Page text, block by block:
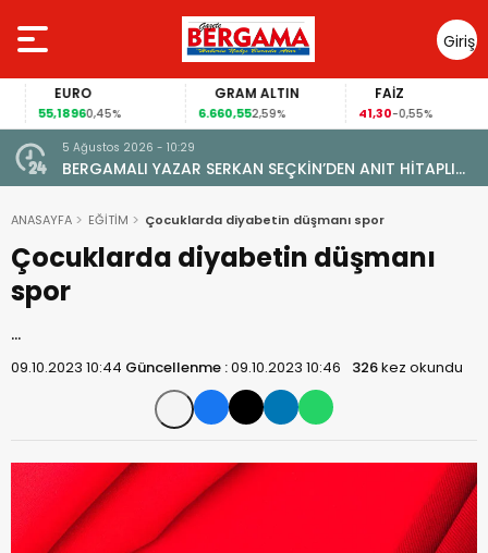
Giriş
Yap
EURO
55,18960,45%
GRAM ALTIN
6.660,552,59%
FAİZ
41,30-0,55%
5 Ağustos 2026 - 10:29
BERGAMALI YAZAR SERKAN SEÇKİN’DEN ANIT HİTAPLI
KİTAP: “PERGAMON’DAN ARTVİN’E”
ANASAYFA EĞİTİM Çocuklarda diyabetin düşmanı spor
Çocuklarda diyabetin düşmanı
spor
…
09.10.2023 10:44 Güncellenme :09.10.2023 10:46 326kez okundu